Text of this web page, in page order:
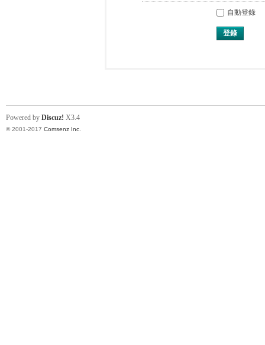
自動登錄
登錄
Powered by Discuz! X3.4
© 2001-2017 Comsenz Inc.